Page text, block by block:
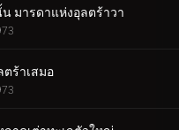
มารดาแห่งอุลตร้าวา
ร้าเสมอ